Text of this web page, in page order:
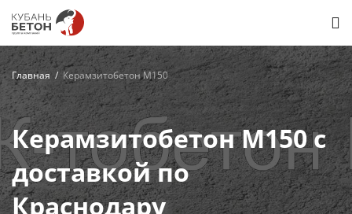
Главная Керамзитобетон М150
Керамзитобетон М150 с
доставкой по
Краснодару